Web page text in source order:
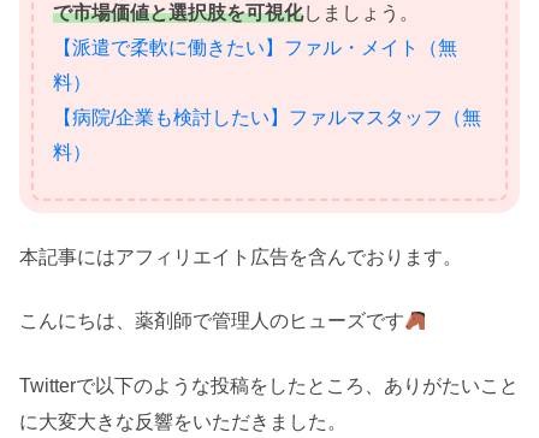
で市場価値と選択肢を可視化しましょう。
【派遣で柔軟に働きたい】ファル・メイト（無
料）
【病院/企業も検討したい】ファルマスタッフ（無
料）
本記事にはアフィリエイト広告を含んでおります。
こんにちは、薬剤師で管理人のヒューズです
Twitterで以下のような投稿をしたところ、ありがたいこと
に大変大きな反響をいただきました。